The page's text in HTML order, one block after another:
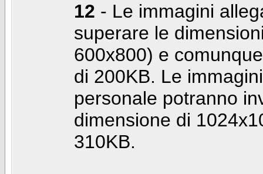
12 - Le immagini
superare le
600x800) e
di 200KB. Le
personale potranno
dimensione di
310KB.